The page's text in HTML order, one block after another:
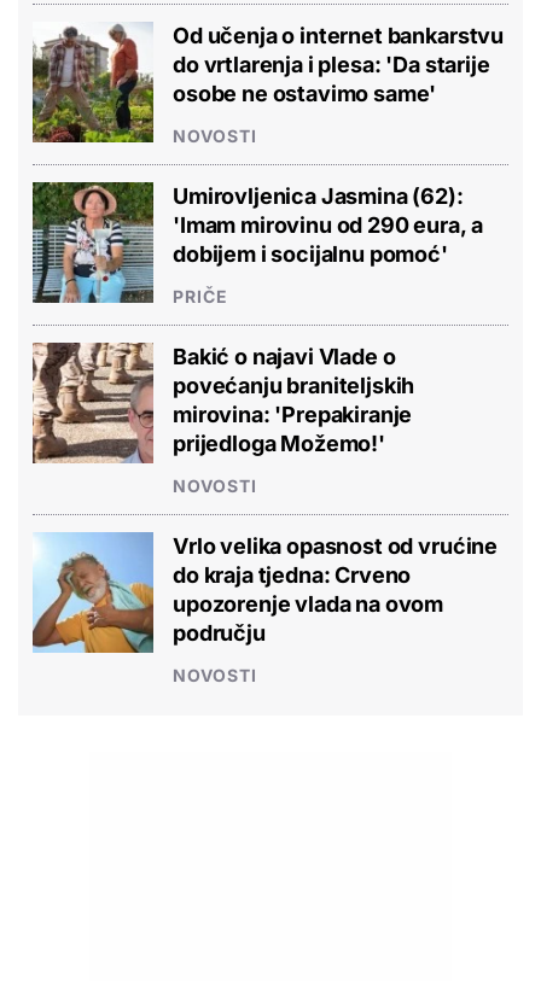
Od učenja o internet bankarstvu
do vrtlarenja i plesa: 'Da starije
osobe ne ostavimo same'
NOVOSTI
Umirovljenica Jasmina (62):
'Imam mirovinu od 290 eura, a
dobijem i socijalnu pomoć'
PRIČE
Bakić o najavi Vlade o
povećanju braniteljskih
mirovina: 'Prepakiranje
prijedloga Možemo!'
NOVOSTI
Vrlo velika opasnost od vrućine
do kraja tjedna: Crveno
upozorenje vlada na ovom
području
NOVOSTI